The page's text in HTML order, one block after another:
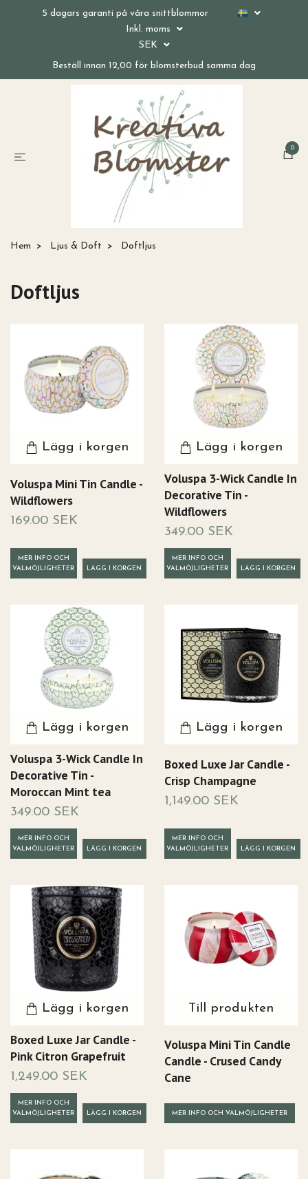
5 dagars garanti på våra snittblommor
Inkl. moms
SEK
Beställ innan 12,00 för blomsterbud samma dag
0
Hem Ljus & Doft Doftljus
Doftljus
Lägg i korgen
Voluspa Mini Tin Candle -
Wildflowers
169.00 SEK
MER INFO OCH
VALMÖJLIGHETER
Lägg i korgen
Voluspa 3-Wick Candle In
Decorative Tin -
Wildflowers
349.00 SEK
MER INFO OCH
VALMÖJLIGHETER
Lägg i korgen
Voluspa 3-Wick Candle In
Decorative Tin -
Moroccan Mint tea
349.00 SEK
MER INFO OCH
VALMÖJLIGHETER
Lägg i korgen
Boxed Luxe Jar Candle -
Crisp Champagne
1,149.00 SEK
MER INFO OCH
VALMÖJLIGHETER
Lägg i korgen
Boxed Luxe Jar Candle -
Pink Citron Grapefruit
1,249.00 SEK
MER INFO OCH
VALMÖJLIGHETER
Till produkten
Voluspa Mini Tin Candle
Candle - Crused Candy
Cane
MER INFO OCH VALMÖJLIGHETER